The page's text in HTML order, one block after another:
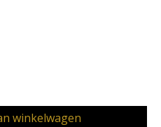
is
winkelwagen